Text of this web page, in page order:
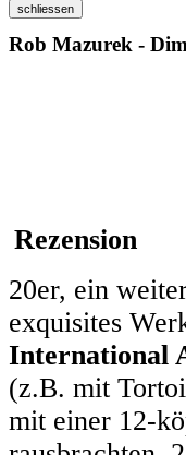
Rob Mazurek -
Rezension
20er, ein
exquisites
International
(z.B. mit
mit einer 12-